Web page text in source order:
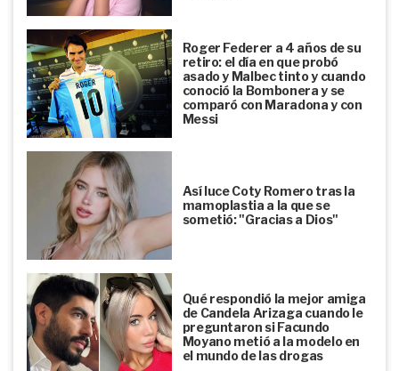
Roger Federer a 4 años de su
retiro: el día en que probó
asado y Malbec tinto y cuando
conoció la Bombonera y se
comparó con Maradona y con
Messi
Así luce Coty Romero tras la
mamoplastia a la que se
sometió: "Gracias a Dios"
Qué respondió la mejor amiga
de Candela Arizaga cuando le
preguntaron si Facundo
Moyano metió a la modelo en
el mundo de las drogas